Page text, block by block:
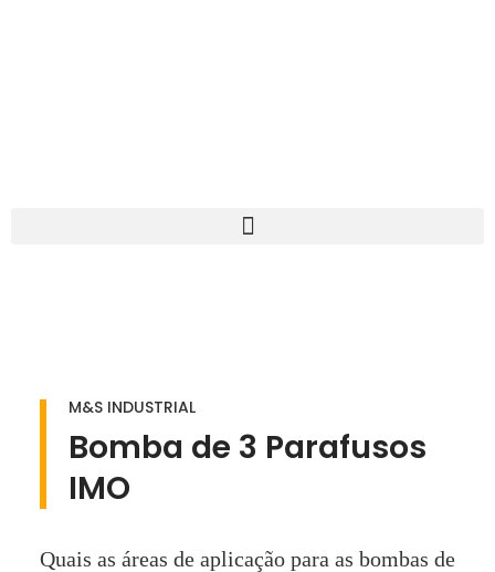
M&S INDUSTRIAL
Bomba de 3 Parafusos
IMO
Quais as áreas de aplicação para as bombas de